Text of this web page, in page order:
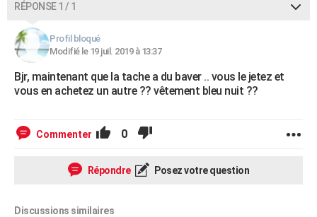
COPAINS D'AVANT
S'inscrire
Se connecter
Lycées
Collèges
Primaires
Universités
Entreprises
Service militaire
Avis de recherche
AVIS DE DÉCÈS
FORUM
Bricolage
Lifestyle
Culture
Sport
Auto
Television
Voyage
Cinema
RÉPONSE 1 / 1
Profil bloqué
Modifié le 19 juil. 2019 à 13:37
Bjr, maintenant que la tache a du baver .. vous le jetez et
vous en achetez un autre ?? vêtement bleu nuit ??
Commenter 0
Répondre Posez votre question
Discussions similaires